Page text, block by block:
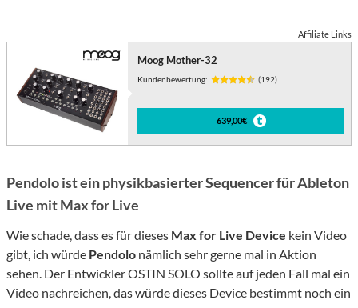
Affiliate Links
Moog Mother-32
Kundenbewertung: (192)
639,00€
Pendolo ist ein physikbasierter Sequencer für Ableton
Live mit Max for Live
Wie schade, dass es für dieses Max for Live Device kein Video
gibt, ich würde Pendolo nämlich sehr gerne mal in Aktion
sehen. Der Entwickler OSTIN SOLO sollte auf jeden Fall mal ein
Video nachreichen, das würde dieses Device bestimmt noch ein